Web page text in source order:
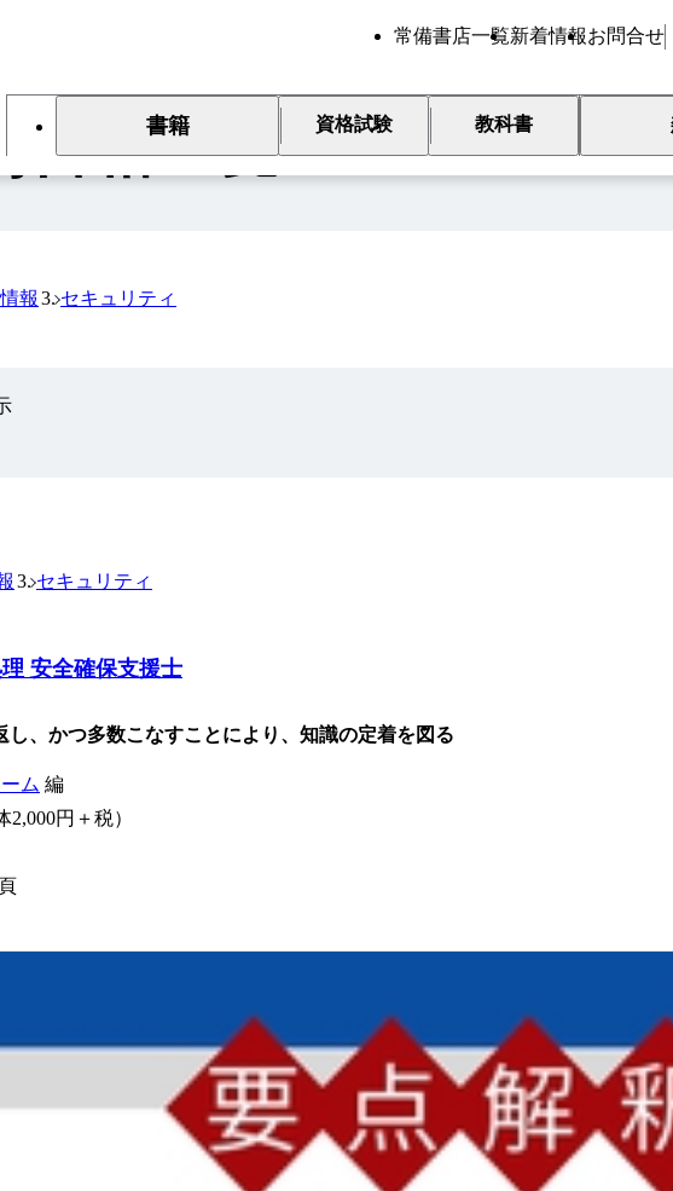
常備書店一覧新着情報お問合せ
書籍 資格試験 教科書
書籍一覧
情報 セキュリティ
安全確保支援士
セキュリティ
し、かつ多数こなすことにより、知識の定着を図る
ム 編
円＋税）